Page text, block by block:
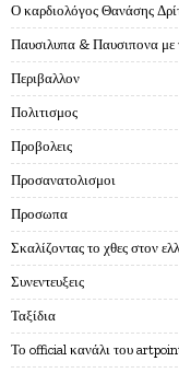
Ο καρδιολόγος Θανάσης
Παυσιλυπα & Παυσιπονα με
Περιβαλλον
Πολιτισμος
Προβολεις
Προσανατολισμοι
Προσωπα
Σκαλίζοντας το χθες στον
Συνεντευξεις
Ταξίδια
Το official κανάλι του